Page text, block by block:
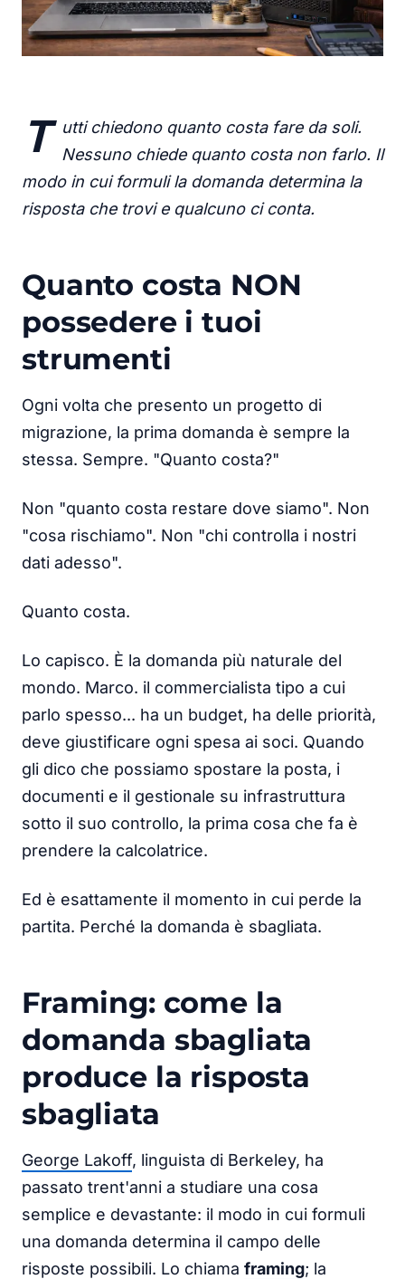
T
utti chiedono quanto costa fare da soli.
Nessuno chiede quanto costa non farlo. Il
modo in cui formuli la domanda determina la
risposta che trovi e qualcuno ci conta.
Quanto costa NON
possedere i tuoi
strumenti
Ogni volta che presento un progetto di
migrazione, la prima domanda è sempre la
stessa. Sempre. "Quanto costa?"
Non "quanto costa restare dove siamo". Non
"cosa rischiamo". Non "chi controlla i nostri
dati adesso".
Quanto costa.
Lo capisco. È la domanda più naturale del
mondo. Marco. il commercialista tipo a cui
parlo spesso... ha un budget, ha delle priorità,
deve giustificare ogni spesa ai soci. Quando
gli dico che possiamo spostare la posta, i
documenti e il gestionale su infrastruttura
sotto il suo controllo, la prima cosa che fa è
prendere la calcolatrice.
Ed è esattamente il momento in cui perde la
partita. Perché la domanda è sbagliata.
Framing: come la
domanda sbagliata
produce la risposta
sbagliata
George Lakoff, linguista di Berkeley, ha
passato trent'anni a studiare una cosa
semplice e devastante: il modo in cui formuli
una domanda determina il campo delle
risposte possibili. Lo chiama framing; la